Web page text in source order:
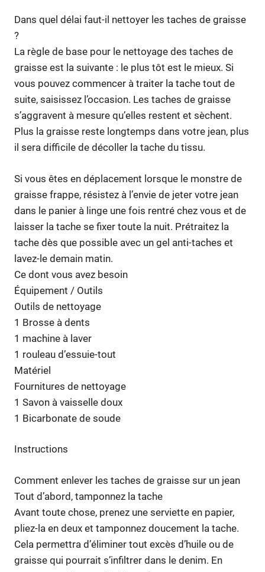
Dans quel délai faut-il nettoyer les taches de graisse
?
La règle de base pour le nettoyage des taches de
graisse est la suivante : le plus tôt est le mieux. Si
vous pouvez commencer à traiter la tache tout de
suite, saisissez l’occasion. Les taches de graisse
s’aggravent à mesure qu’elles restent et sèchent.
Plus la graisse reste longtemps dans votre jean, plus
il sera difficile de décoller la tache du tissu.
Si vous êtes en déplacement lorsque le monstre de
graisse frappe, résistez à l’envie de jeter votre jean
dans le panier à linge une fois rentré chez vous et de
laisser la tache se fixer toute la nuit. Prétraitez la
tache dès que possible avec un gel anti-taches et
lavez-le demain matin.
Ce dont vous avez besoin
Équipement / Outils
Outils de nettoyage
1 Brosse à dents
1 machine à laver
1 rouleau d’essuie-tout
Matériel
Fournitures de nettoyage
1 Savon à vaisselle doux
1 Bicarbonate de soude
Instructions
Comment enlever les taches de graisse sur un jean
Tout d’abord, tamponnez la tache
Avant toute chose, prenez une serviette en papier,
pliez-la en deux et tamponnez doucement la tache.
Cela permettra d’éliminer tout excès d’huile ou de
graisse qui pourrait s’infiltrer dans le denim. En